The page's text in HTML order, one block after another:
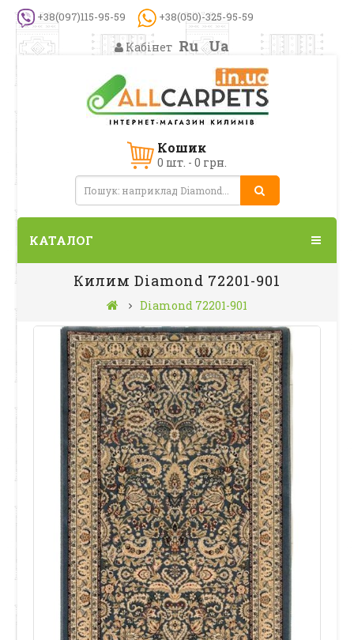
+38(097)115-95-59 +38(050)-325-95-59
Кабінет Ru Ua
Кошик
0 шт. - 0 грн.
КАТАЛОГ
Килим Diamond 72201-901
Diamond 72201-901